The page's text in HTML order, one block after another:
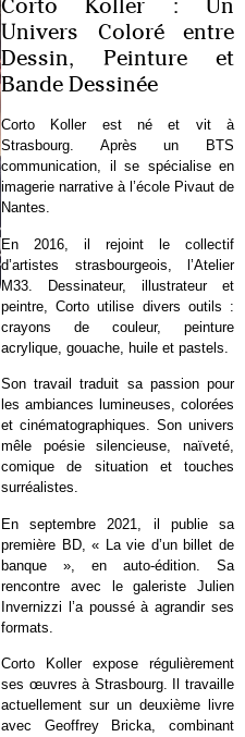
Corto Koller : Un
Univers Coloré entre
Dessin, Peinture et
Bande Dessinée
Corto Koller est né et vit à
Strasbourg. Après un BTS
communication, il se spécialise en
imagerie narrative à l’école Pivaut de
Nantes.
En 2016, il rejoint le collectif
d’artistes strasbourgeois, l’Atelier
M33. Dessinateur, illustrateur et
peintre, Corto utilise divers outils :
crayons de couleur, peinture
acrylique, gouache, huile et pastels.
Son travail traduit sa passion pour
les ambiances lumineuses, colorées
et cinématographiques. Son univers
mêle poésie silencieuse, naïveté,
comique de situation et touches
surréalistes.
En septembre 2021, il publie sa
première BD, « La vie d’un billet de
banque », en auto-édition. Sa
rencontre avec le galeriste Julien
Invernizzi l’a poussé à agrandir ses
formats.
Corto Koller expose régulièrement
ses œuvres à Strasbourg. Il travaille
actuellement sur un deuxième livre
avec Geoffrey Bricka, combinant